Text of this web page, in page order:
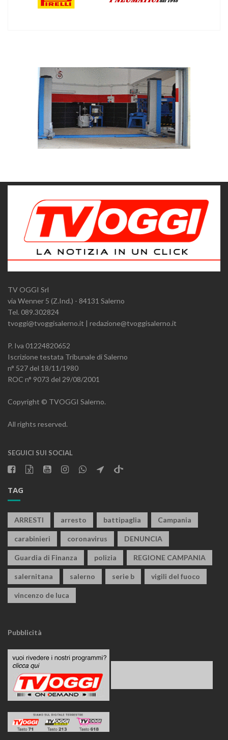
TV OGGI Srl
via Wenner 5 (Z.Ind.) - 84131 Salerno
Tel. 089.302824
tvoggi@tvoggisalerno.it | redazione@tvoggisalerno.it
P. Iva 01224820652
Iscrizione testata Tribunale di Salerno
n° 527 del 18/11/1980
ROC n° 9073 del 29/08/2001
Copyright © TVOGGI Salerno.
All rights reserved.
SEGUICI SUI SOCIAL
TAG
ARRESTI arresto battipaglia Campania
carabinieri coronavirus DENUNCIA
Guardia di Finanza polizia REGIONE CAMPANIA
salernitana salerno serie b vigili del fuoco
vincenzo de luca
Pubblicità